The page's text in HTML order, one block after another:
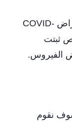
كنت بدون أعراض – أي ليس لديك أعراض COVID-
ثبتت
الفيروس.
نقوم